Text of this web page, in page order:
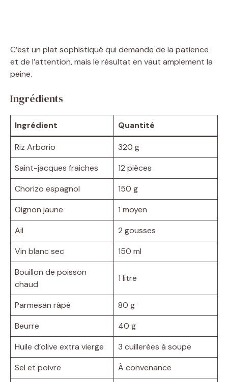
C’est un plat sophistiqué qui demande de la patience
et de l’attention, mais le résultat en vaut amplement la
peine.
Ingrédients
Ingrédient Quantité
Riz Arborio
320 g
Saint-jacques fraiches
12 pièces
Chorizo espagnol
150 g
Oignon jaune
1 moyen
Ail
2 gousses
Vin blanc sec
150 ml
Bouillon de poisson
chaud
1 litre
Parmesan râpé
80 g
Beurre
40 g
Huile d’olive extra vierge
3 cuillerées à soupe
Sel et poivre
À convenance